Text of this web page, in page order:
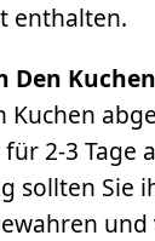
enthalten.
Den
Kuchen
2-3 Tage
sollten Sie